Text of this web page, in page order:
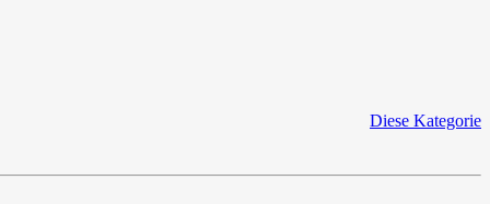
Diese Kategorie